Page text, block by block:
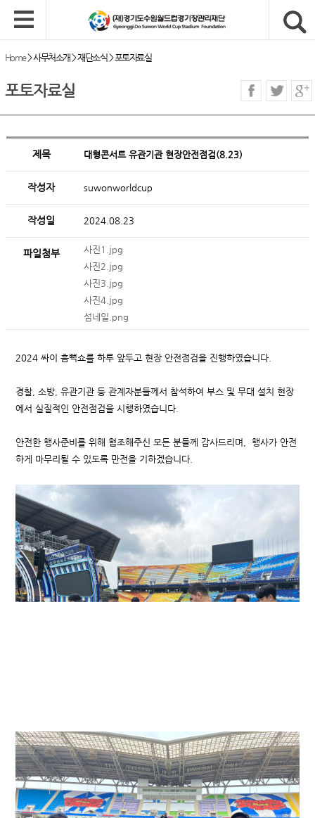
Home>사무처소개 >재단소식>포토자료실
포토자료실
제목 대형콘서트 유관기관 현장안전점검(8.23)
작성자 suwonworldcup
작성일 2024.08.23
파일첨부
사진1.jpg
사진2.jpg
사진3.jpg
사진4.jpg
섬네일.png
2024 싸이 흠뻑쇼를 하루 앞두고 현장 안전점검을 진행하였습니다.
경찰, 소방, 유관기관 등 관계자분들께서 참석하여 부스 및 무대 설치 현장
에서 실질적인 안전점검을 시행하였습니다.
안전한 행사준비를 위해 협조해주신 모든 분들께 감사드리며, 행사가 안전
하게 마무리될 수 있도록 만전을 기하겠습니다.